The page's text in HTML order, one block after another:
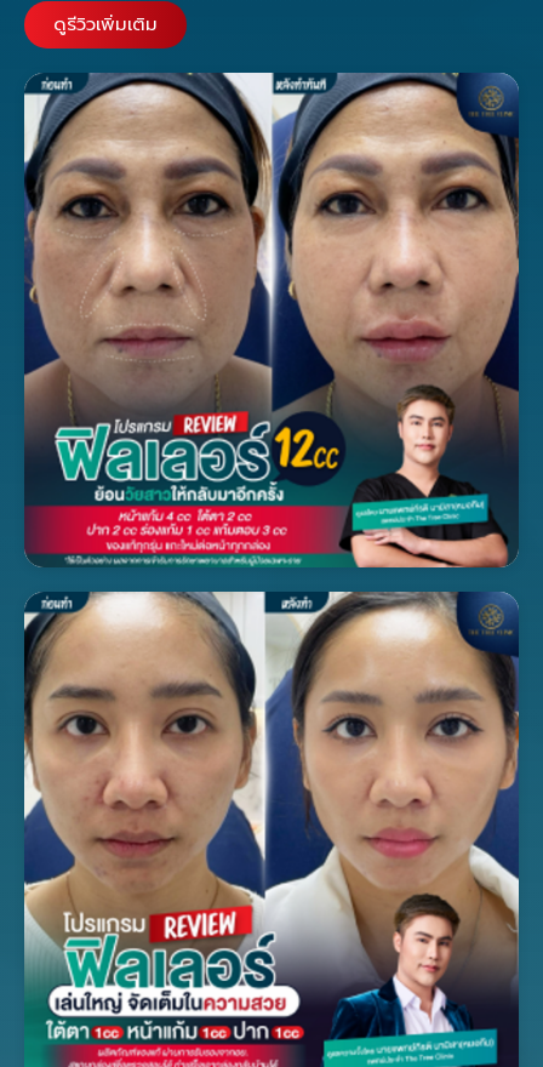
ดูรีวิวเพิ่มเติม